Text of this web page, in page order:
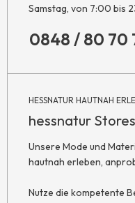
Samstag, von 7:00 bis
0848 / 80 70
HESSNATUR HAUTNAH
hessnatur Stores
Unsere Mode und
hautnah erleben,
Nutze die kompetente